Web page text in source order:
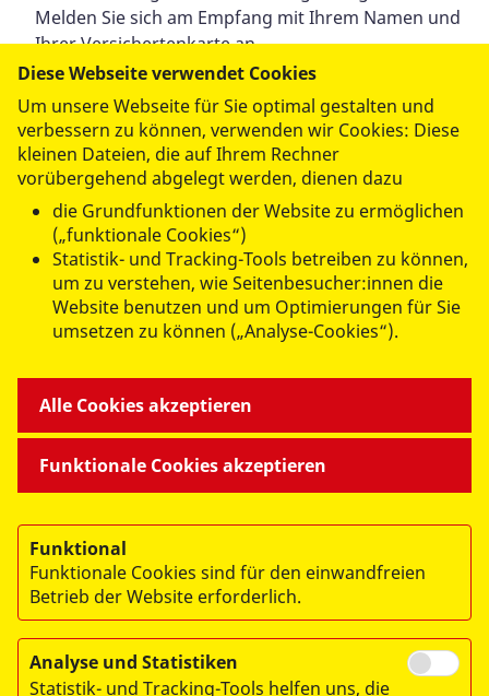
Melden Sie sich am Empfang mit Ihrem Namen und
Ihrer Versichertenkarte an.
Nehmen Sie ggf. kurz Platz, bis Sie aufgerufen
Die telefonische Terminvergabe erfolgt
generell nur während der Sprechzeiten!
Terminabsagen sind ebenfalls via E-Mail oder Telefon zu
kommunizieren.
© 2026 ASB Regionalverband Ostthüringen e.V.
Impressum
Diese Webseite verwendet Cookies
Um unsere Webseite für Sie optimal gestalten und
verbessern zu können, verwenden wir Cookies: Diese
kleinen Dateien, die auf Ihrem Rechner
vorübergehend abgelegt werden, dienen dazu
die Grundfunktionen der Website zu ermöglichen
(„funktionale Cookies“)
Statistik- und Tracking-Tools betreiben zu können,
um zu verstehen, wie Seitenbesucher:innen die
Website benutzen und um Optimierungen für Sie
umsetzen zu können („Analyse-Cookies“).
Funktionale Cookies akzeptieren
Alle Cookies akzeptieren
Funktional
Funktionale Cookies sind für den einwandfreien
Betrieb der Website erforderlich.
Analyse und Statistiken
Statistik- und Tracking-Tools helfen uns, die